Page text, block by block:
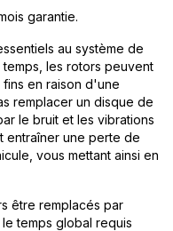
garantie.
au système de
les rotors peuvent
en raison d'une
remplacer un disque de
le bruit et les vibrations
entraîner une perte de
vous mettant ainsi en
être remplacés par
temps global requis